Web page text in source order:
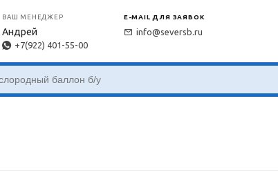
ВАШ МЕНЕДЖЕР
Андрей
+7(922) 401-55-00
E-MAIL ДЛЯ ЗАЯВОК
info@seversb.ru